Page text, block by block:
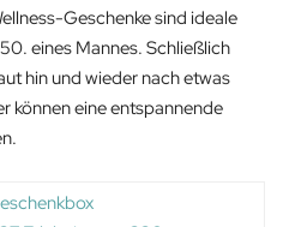
Geschenke sind ideale
eines Mannes. Schließlich
hin und wieder nach etwas
können eine entspannende